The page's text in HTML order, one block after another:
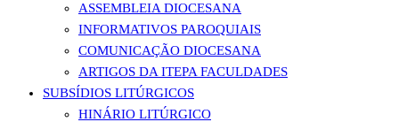
ASSEMBLEIA DIOCESANA
INFORMATIVOS PAROQUIAIS
COMUNICAÇÃO DIOCESANA
ARTIGOS DA ITEPA FACULDADES
SUBSÍDIOS LITÚRGICOS
HINÁRIO LITÚRGICO